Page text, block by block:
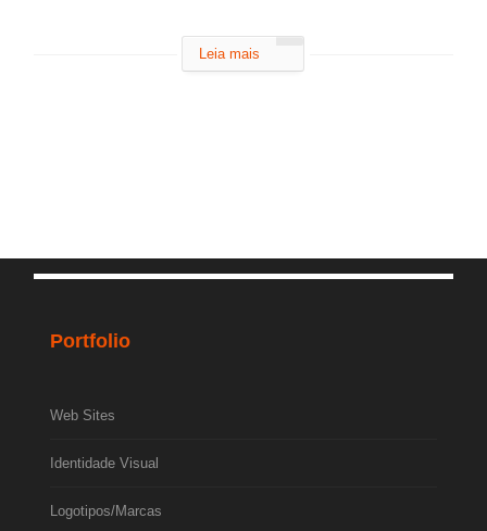
Leia mais
Portfolio
Web Sites
Identidade Visual
Logotipos/Marcas